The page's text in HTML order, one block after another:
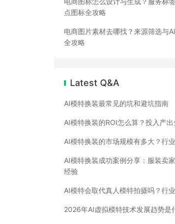
点图标全攻略
电商图片素材去哪找？来源筛选与
全攻略
Latest Q&A
AI模特换装最常见的坑和避坑指南
AI模特换装的ROI怎么算？投入产
AI模特换装的市场规模有多大？行
AI模特换装成功案例分享：服装卖
经验
AI模特会取代真人模特拍摄吗？行
2026年AI虚拟模特技术发展趋势是